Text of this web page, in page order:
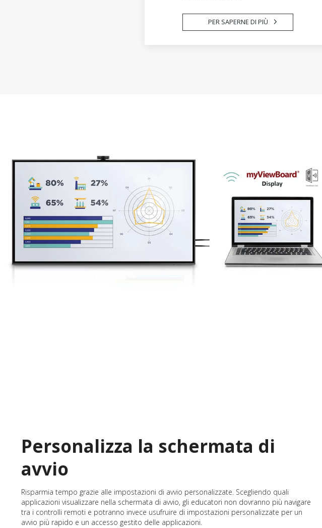
PER SAPERNE DI PIÙ
Personalizza la schermata di
avvio
Risparmia tempo grazie alle impostazioni di avvio personalizzate. Scegliendo quali
applicazioni visualizzare nella schermata di avvio, gli educatori non dovranno più navigare
tra i controlli remoti e potranno invece usufruire di impostazioni personalizzate per un
avvio più rapido e un accesso gestito delle applicazioni.